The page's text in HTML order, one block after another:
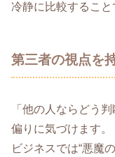
冷静に比較すること
第三者の視点を
「他の人ならどう
偏りに気づけます。
ビジネスでは“悪魔